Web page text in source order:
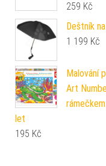
259 Kč
Deštník
1 199 Kč
Malování
Art
let
195 Kč